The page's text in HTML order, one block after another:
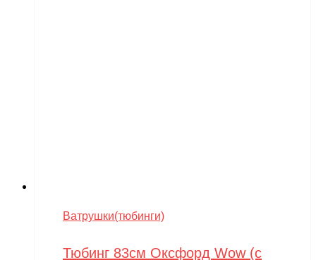
Ватрушки(тюбинги)
Тюбинг 83см Оксфорд Wow (с